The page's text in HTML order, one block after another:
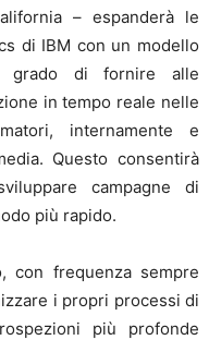
– espanderà le
di IBM con un modello
grado di fornire alle
in tempo reale nelle
internamente e
Questo consentirà
campagne di
più rapido.
con frequenza sempre
i propri processi di
più profonde